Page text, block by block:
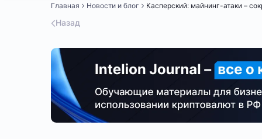
Innosilicon
Iceriver
Смотреть весь каталог
Готовый
Готовый
Готовый
Готовый
Главная Новости и блог Касперский: майнинг-атаки –
Назад